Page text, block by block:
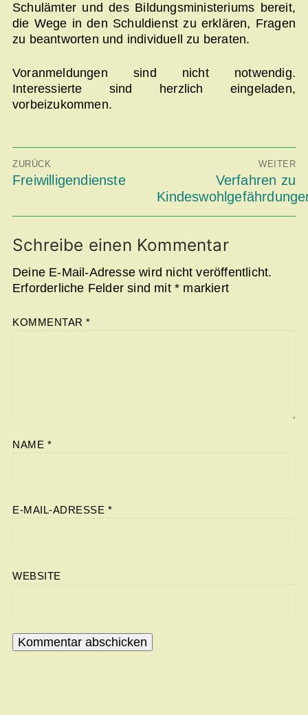
Schulämter und des Bildungsministeriums bereit,
die Wege in den Schuldienst zu erklären, Fragen
zu beantworten und individuell zu beraten.
Voranmeldungen sind nicht notwendig.
Interessierte sind herzlich eingeladen,
vorbeizukommen.
Beitragsnavigation
ZURÜCK
Vorheriger
Freiwilligendienste
WEITER
Nächster
Beitrag:
Verfahren zu
Schreibe einen Kommentar
Deine E-Mail-Adresse wird nicht veröffentlicht.
Erforderliche Felder sind mit * markiert
KOMMENTAR *
NAME *
E-MAIL-ADRESSE *
WEBSITE